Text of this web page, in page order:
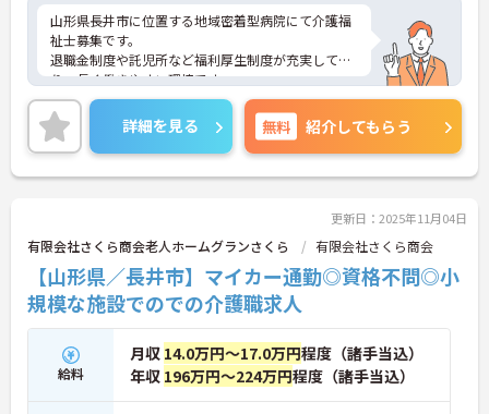
山形県長井市に位置する地域密着型病院にて介護福
祉士募集です。
退職金制度や託児所など福利厚生制度が充実してお
り、長く働きやすい環境です。
ご興味のある方には、面接対策ポイントなど、さら
に詳細をお話いたしますので、お気軽にご相談くだ
さい。
詳細を見る 無料 紹介してもらう
更新日：2025年11月04日
有限会社さくら商会老人ホームグランさくら 有限会社さくら商会
【山形県／長井市】マイカー通勤◎資格不問◎小
規模な施設でのでの介護職求人
給料
月収 14.0万円～17.0万円程度（諸手当込）
年収 196万円～224万円程度（諸手当込）